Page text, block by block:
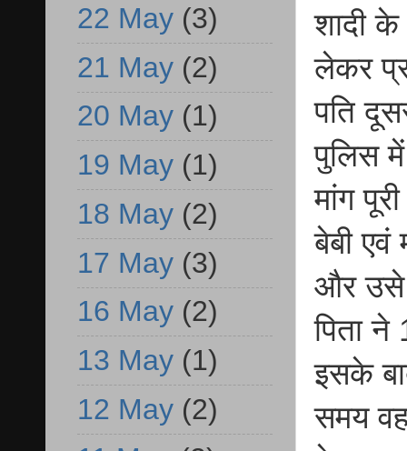
शादी
लेकर
पति
पुलिस
मांग
बेबी एवं
और उसे
पिता
इसके
समय
22 May (3)
21 May (2)
20 May (1)
19 May (1)
18 May (2)
17 May (3)
16 May (2)
13 May (1)
12 May (2)